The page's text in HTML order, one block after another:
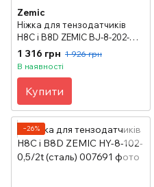
Zemic
Ніжка для тензодатчиків
H8C і B8D ZEMIC BJ-8-202-
0,25/2t
1 316 грн 1 926 грн
В наявності
Купити
−26%